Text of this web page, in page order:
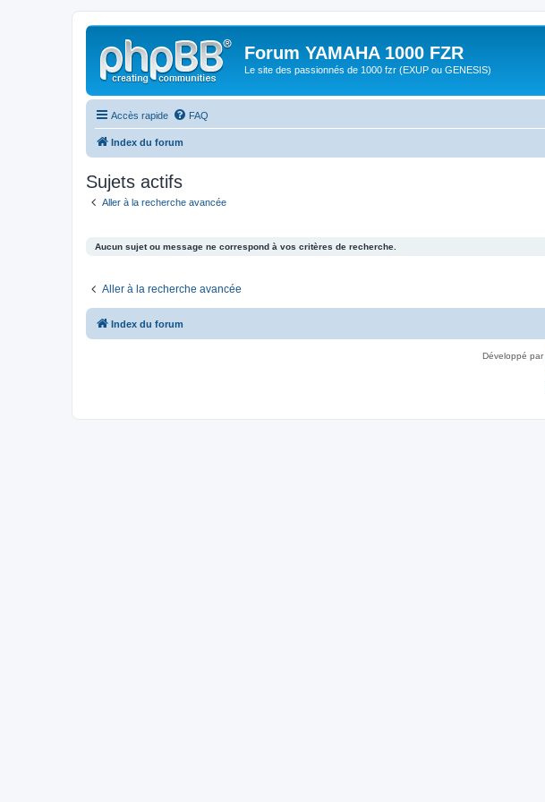
Forum YAMAHA 1000 FZR
Le site des passionnés de 1000 fzr (EXUP ou GENESIS)
Accès rapide FAQ
Index du forum
Sujets actifs
Aller à la recherche avancée
Aucun sujet ou message ne correspond à vos critères de recherche.
Aller à la recherche avancée
Index du forum
Développé par